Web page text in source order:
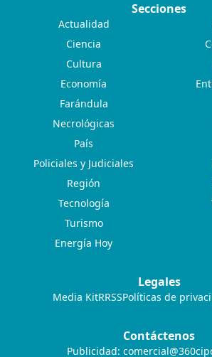
Secciones
Actualidad
Ciencia
Cultura
Economía
Farándula
Necrológicas
País
Policiales y Judiciales
Región
Tecnología
Turismo
Energía Hoy
Legales
Media KitRRSSPolíticas de
Contáctenos
Publicidad: